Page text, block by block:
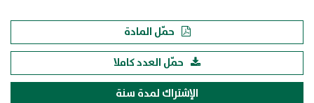
حمّل المادة
حمّل العدد كاملا
الإشتراك لمدة سنة